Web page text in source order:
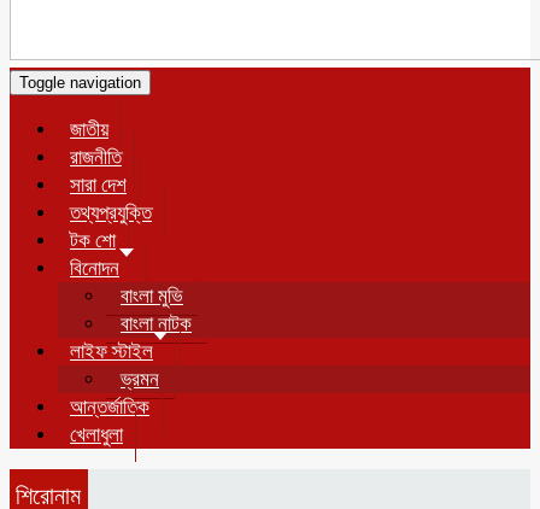
Toggle navigation
জাতীয়
রাজনীতি
সারা দেশ
তথ্যপ্রযুক্তি
টক শো
বিনোদন
বাংলা মুভি
বাংলা নাটক
লাইফ স্টাইল
ভ্রমন
আন্তর্জাতিক
খেলাধুলা
শিরোনাম